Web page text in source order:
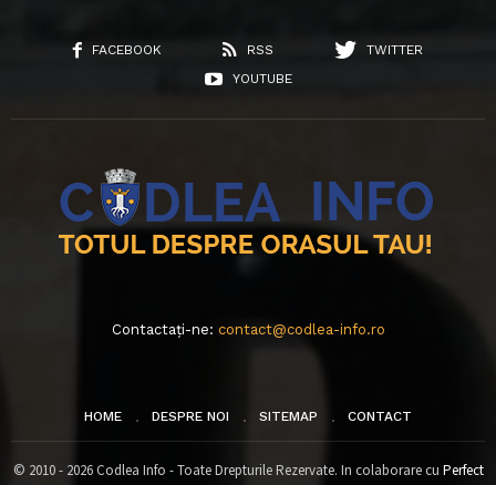
FACEBOOK RSS
TWITTER
YOUTUBE
Contactați-ne: contact@codlea-info.ro
HOME DESPRE NOI SITEMAP CONTACT
© 2010 - 2026 Codlea Info - Toate Drepturile Rezervate. In colaborare cu Perfect